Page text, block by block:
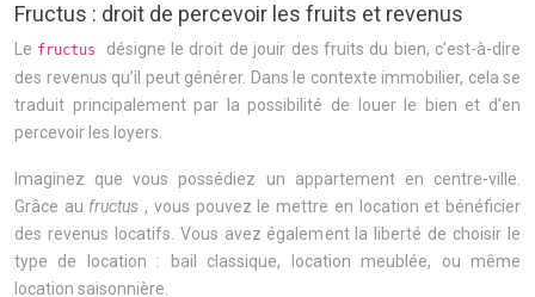
Fructus : droit de percevoir les fruits et revenus
Le fructus désigne le droit de jouir des fruits du bien, c’est-à-dire
des revenus qu’il peut générer. Dans le contexte immobilier, cela se
traduit principalement par la possibilité de louer le bien et d’en
percevoir les loyers.
Imaginez que vous possédiez un appartement en centre-ville.
Grâce au fructus , vous pouvez le mettre en location et bénéficier
des revenus locatifs. Vous avez également la liberté de choisir le
type de location : bail classique, location meublée, ou même
location saisonnière.